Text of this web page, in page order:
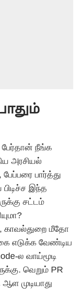
பேர்தான் நீங்க
அரசியல்
பார்த்து
இந்த
சட்டம்
காவல்துறை மீதோ
எடுக்க வேண்டிய
ல வாய்மூடி
வெறும் PR
முடியாது